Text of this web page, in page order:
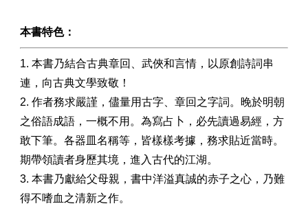
本書特色：
1. 本書乃結合古典章回、武俠和言情，以原創詩詞串
連，向古典文學致敬！
2. 作者務求嚴謹，儘量用古字、章回之字詞。晚於明朝
之俗語成語，一概不用。為寫占卜，必先讀過易經，方
敢下筆。各器皿名稱等，皆樣樣考據，務求貼近當時。
期帶領讀者身歷其境，進入古代的江湖。
3. 本書乃獻給父母親，書中洋溢真誠的赤子之心，乃難
得不嗜血之清新之作。